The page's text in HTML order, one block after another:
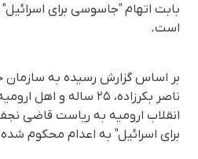
بابت اتهام "جاسوسی برای
است.
بر اساس گزارش رسیده به سازمان
انقلاب ارومیه به ریاست قاضی
برای اسرائیل" به اعدام محکوم